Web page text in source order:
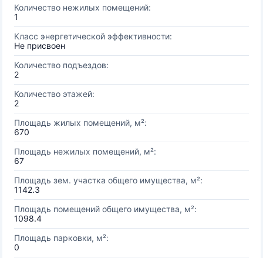
Количество нежилых помещений:
1
Класс энергетической эффективности:
Не присвоен
Количество подъездов:
2
Количество этажей:
2
Площадь жилых помещений, м²:
670
Площадь нежилых помещений, м²:
67
Площадь зем. участка общего имущества, м²:
1142.3
Площадь помещений общего имущества, м²:
1098.4
Площадь парковки, м²:
0